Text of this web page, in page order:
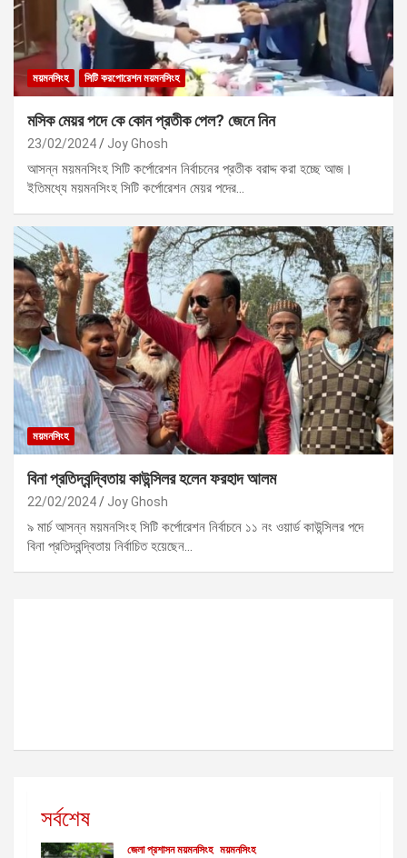
ময়মনসিংহ সিটি করপোরেশন ময়মনসিংহ
মসিক মেয়র পদে কে কোন প্রতীক পেল? জেনে নিন
23/02/2024 Joy Ghosh
আসন্ন ময়মনসিংহ সিটি কর্পোরেশন নির্বাচনের প্রতীক বরাদ্দ করা হচ্ছে আজ।
ইতিমধ্যে ময়মনসিংহ সিটি কর্পোরেশন মেয়র পদের…
ময়মনসিংহ
বিনা প্রতিদ্বন্দ্বিতায় কাউন্সিলর হলেন ফরহাদ আলম
22/02/2024 Joy Ghosh
৯ মার্চ আসন্ন ময়মনসিংহ সিটি কর্পোরেশন নির্বাচনে ১১ নং ওয়ার্ড কাউন্সিলর পদে
বিনা প্রতিদ্বন্দ্বিতায় নির্বাচিত হয়েছেন…
সর্বশেষ
জেলা প্রশাসন ময়মনসিংহ ময়মনসিংহ